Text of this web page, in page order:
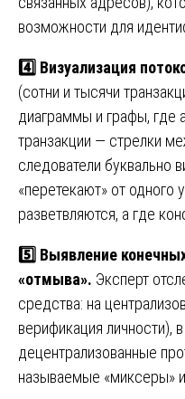
возможности для
4️⃣ Визуализация
(сотни и тысячи
диаграммы и графы, где
транзакции — стрелки
следователи буквально
«перетекают» от одного
разветвляются, а где
5️⃣ Выявление
«отмыва». Эксперт
средства: на
верификация личности),
децентрализованные
называемые «миксеры»